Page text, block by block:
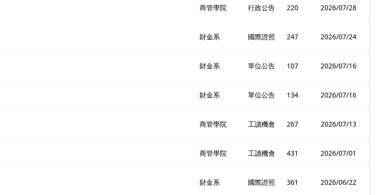
商管學院 行政公告 220 2026/07/28
財金系 國際證照 247 2026/07/24
財金系 單位公告 107 2026/07/16
財金系 單位公告 134 2026/07/16
商管學院 工讀機會 267 2026/07/13
商管學院 工讀機會 431 2026/07/01
財金系 國際證照 361 2026/06/22